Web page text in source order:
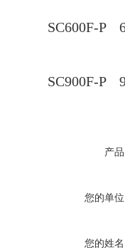
SC600F-P
SC900F-P
产
您的单
您的姓